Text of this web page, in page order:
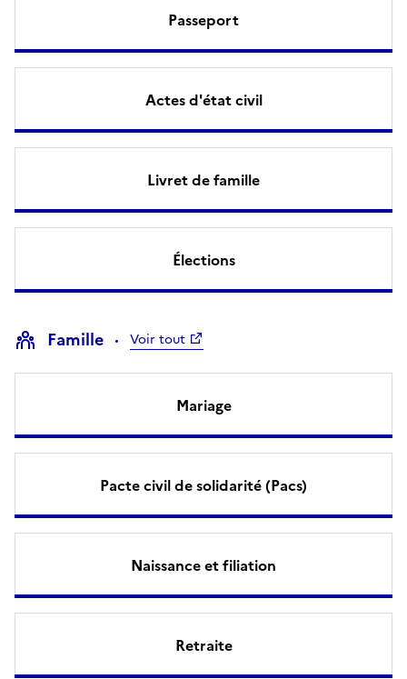
Passeport
Actes d'état civil
Livret de famille
Élections
Famille Voir tout
Mariage
Pacte civil de solidarité (Pacs)
Naissance et filiation
Retraite